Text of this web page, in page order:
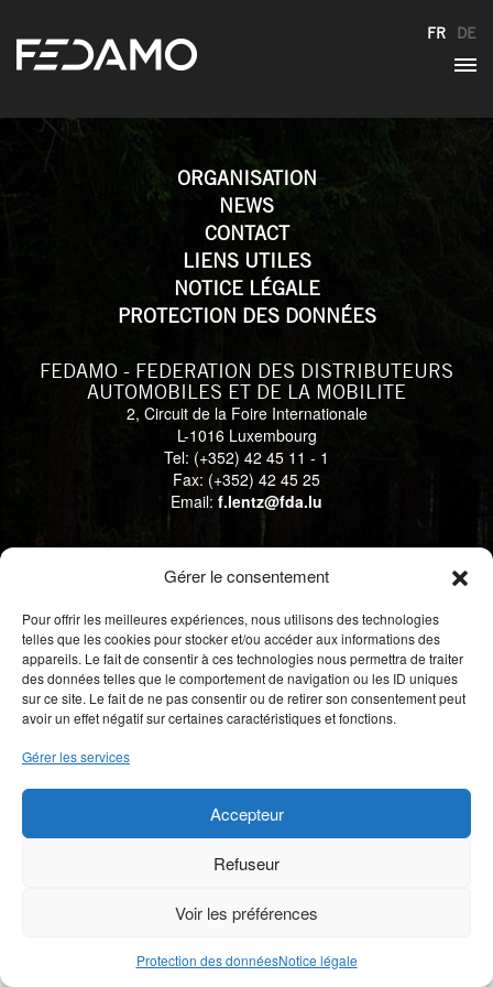
Gérer le consentement
Pour offrir les meilleures expériences, nous utilisons des technologies
telles que les cookies pour stocker et/ou accéder aux informations des
appareils. Le fait de consentir à ces technologies nous permettra de traiter
des données telles que le comportement de navigation ou les ID uniques
sur ce site. Le fait de ne pas consentir ou de retirer son consentement peut
avoir un effet négatif sur certaines caractéristiques et fonctions.
Gérer les services
Accepteur
Refuseur
Voir les préférences
Protection des donnéesNotice légale
FR DE
ORGANISATION
NEWS
CONTACT
LIENS UTILES
NOTICE LÉGALE
PROTECTION DES DONNÉES
FEDAMO - FEDERATION DES DISTRIBUTEURS
AUTOMOBILES ET DE LA MOBILITE
2, Circuit de la Foire Internationale
L-1016 Luxembourg
Tel: (+352) 42 45 11 - 1
Fax: (+352) 42 45 25
Email: f.lentz@fda.lu
Copyright © 2026 fedamo.lu - Tous droits réservés